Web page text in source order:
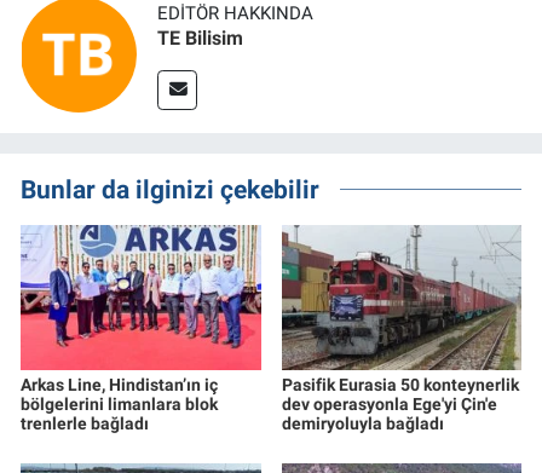
EDITÖR HAKKINDA
TE Bilisim
Bunlar da ilginizi çekebilir
Arkas Line, Hindistan’ın iç
bölgelerini limanlara blok
trenlerle bağladı
Pasifik Eurasia 50 konteynerlik
dev operasyonla Ege'yi Çin'e
demiryoluyla bağladı